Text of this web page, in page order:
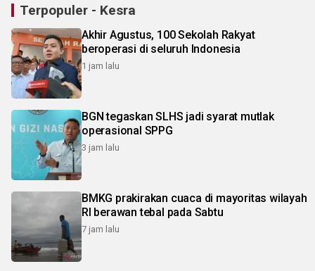
Terpopuler - Kesra
Akhir Agustus, 100 Sekolah Rakyat
beroperasi di seluruh Indonesia
1 jam lalu
BGN tegaskan SLHS jadi syarat mutlak
operasional SPPG
3 jam lalu
BMKG prakirakan cuaca di mayoritas wilayah
RI berawan tebal pada Sabtu
7 jam lalu